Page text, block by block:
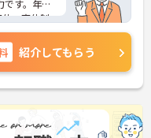
す。年間
・育休制
との両立も
キャリア
代から60代
です。ご興
、お気軽に
紹介してもらう